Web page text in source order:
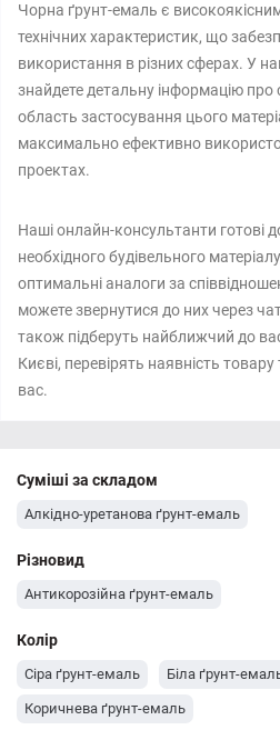
Чорна ґрунт-емаль є
технічних характеристик, що
використання в різних сферах. У
знайдете детальну інформацію про
область застосування цього
максимально ефективно
проектах.
Наші онлайн-консультанти готові
необхідного будівельного
оптимальні аналоги за
можете звернутися до них через
також підберуть найближчий до
Києві, перевірять наявність
вас.
Суміші за складом
Алкідно-уретанова ґрунт-емаль
Різновид
Антикорозійна ґрунт-емаль
Колір
Сіра ґрунт-емаль Біла ґрунт-
Коричнева ґрунт-емаль